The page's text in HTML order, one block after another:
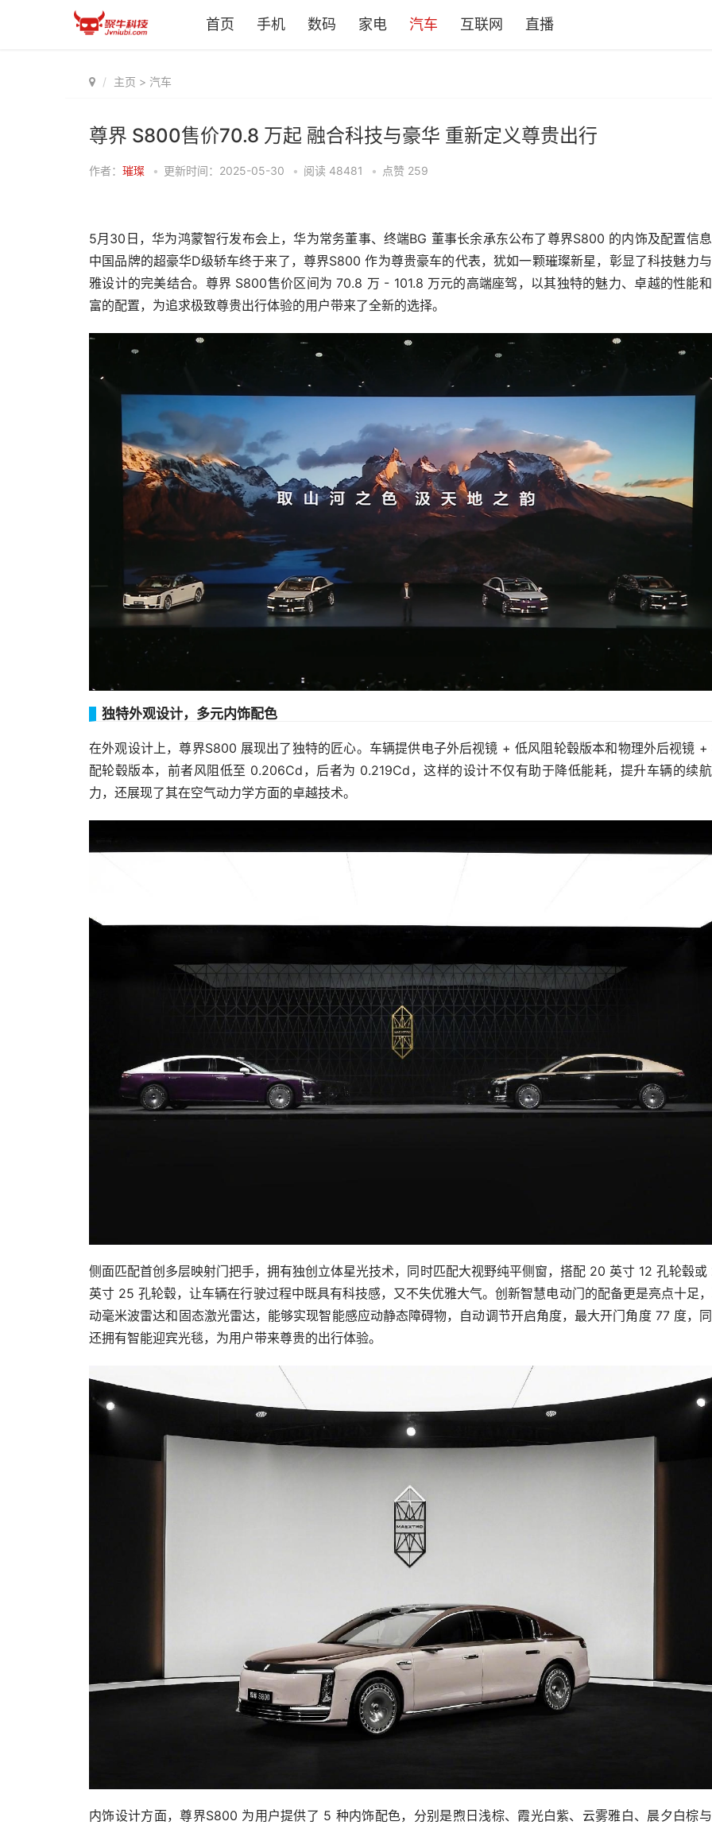
首页 手机 数码 家电 汽车 互联网 直播
主页 > 汽车
尊界 S800售价70.8 万起 融合科技与豪华 重新定义尊贵出行
作者： 璀璨 • 更新时间：2025-05-30 • 阅读 48481 • 点赞 259
5月30日，华为鸿蒙智行发布会上，华为常务董事、终端BG 董事长余承东公布了尊界S800 的内饰及配置信息
中国品牌的超豪华D级轿车终于来了，尊界S800 作为尊贵豪车的代表，犹如一颗璀璨新星，彰显了科技魅力
雅设计的完美结合。尊界 S800售价区间为 70.8 万 - 101.8 万元的高端座驾，以其独特的魅力、卓越的性能
富的配置，为追求极致尊贵出行体验的用户带来了全新的选择。
独特外观设计，多元内饰配色
在外观设计上，尊界S800 展现出了独特的匠心。车辆提供电子外后视镜 + 低风阻轮毂版本和物理外后视镜 +
配轮毂版本，前者风阻低至 0.206Cd，后者为 0.219Cd，这样的设计不仅有助于降低能耗，提升车辆的续
力，还展现了其在空气动力学方面的卓越技术。
侧面匹配首创多层映射门把手，拥有独创立体星光技术，同时匹配大视野纯平侧窗，搭配 20 英寸 12 孔轮毂或
英寸 25 孔轮毂，让车辆在行驶过程中既具有科技感，又不失优雅大气。创新智慧电动门的配备更是亮点十足
动毫米波雷达和固态激光雷达，能够实现智能感应动静态障碍物，自动调节开启角度，最大开门角度 77 度，
还拥有智能迎宾光毯，为用户带来尊贵的出行体验。
内饰设计方面，尊界S800 为用户提供了 5 种内饰配色，分别是煦日浅棕、霞光白紫、云雾雅白、晨夕白棕